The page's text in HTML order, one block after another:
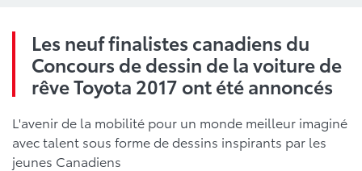
Les neuf finalistes canadiens du
Concours de dessin de la voiture de
rêve Toyota 2017 ont été annoncés
L'avenir de la mobilité pour un monde meilleur imaginé
avec talent sous forme de dessins inspirants par les
jeunes Canadiens